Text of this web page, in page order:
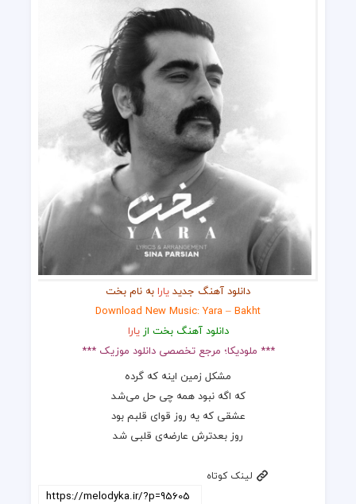
دانلود آهنگ جدیدیارابه نام بخت
Download New Music: Yara – Bakht
دانلود آهنگ بخت ازیارا
*** ملودیکا؛ مرجع تخصصی دانلود موزیک ***
مشکل زمین اینه که گرده
که اگه نبود همه چی حل می‌شد
عشقی که یه روز قوای قلبم بود
روز بعدترش عارضه‌ی قلبی شد
لینک کوتاه